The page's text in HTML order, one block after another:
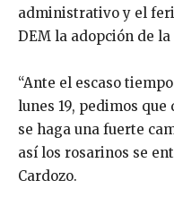
administrativo y el
DEM la adopción de
“Ante el escaso
lunes 19, pedimos
se haga una fuerte
así los rosarinos se
Cardozo.